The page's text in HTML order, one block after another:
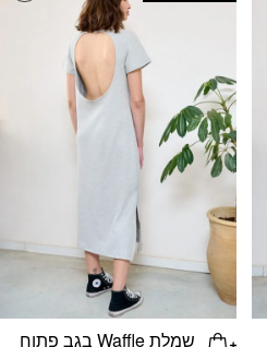
שמלת Waffle בגב פתוח